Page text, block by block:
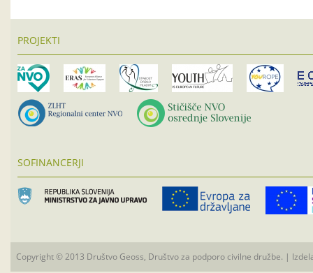
PROJEKTI
SOFINANCERJI
Copyright © 2013 Društvo Geoss, Društvo za podporo civilne družbe. |